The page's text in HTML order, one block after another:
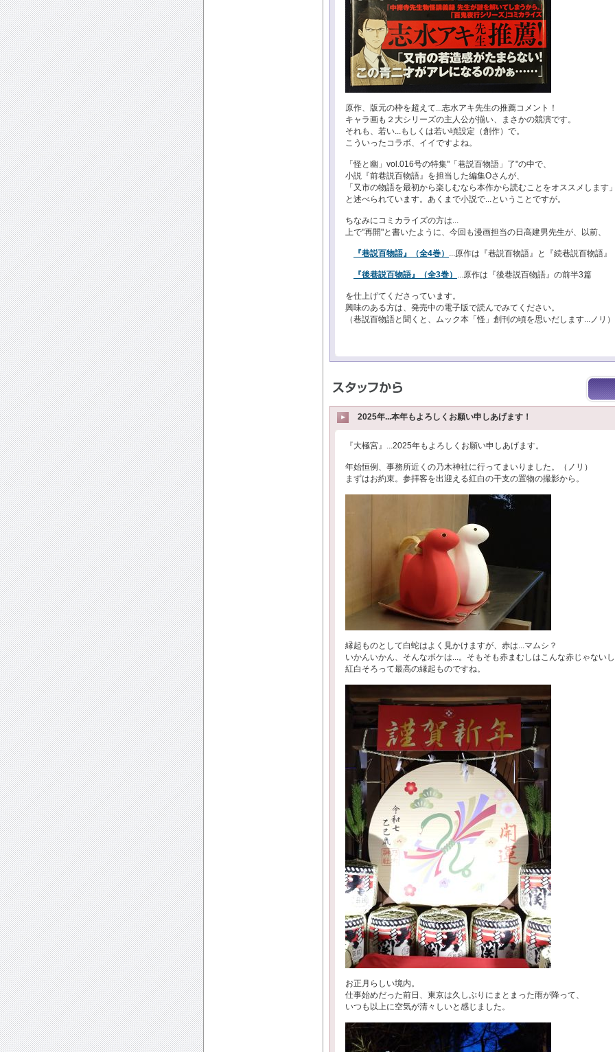
原作、版元の枠を超えて...志水アキ先生の推薦コメント！
キャラ画も２大シリーズの主人公が揃い、まさかの競演です。
それも、若い...もしくは若い頃設定（創作）で。
こういったコラボ、イイですよね。
「怪と幽」vol.016号の特集"「巷説百物語」了"の中で、
小説『前巷説百物語』を担当した編集Oさんが、
「又市の物語を最初から楽しむなら本作から読むことをオススメします
と述べられています。あくまで小説で...ということですが。
ちなみにコミカライズの方は...
上で"再開"と書いたように、今回も漫画担当の日高建男先生が、以前、
『巷説百物語』（全4巻） ...原作は『巷説百物語』と『続巷説百物語』
『後巷説百物語』（全3巻） ...原作は『後巷説百物語』の前半3篇
を仕上げてくださっています。
興味のある方は、発売中の電子版で読んでみてください。
（巷説百物語と聞くと、ムック本「怪」創刊の頃を思いだします...ノリ）
2025年...本年もよろしくお願い申しあげます！
『大極宮』...2025年もよろしくお願い申しあげます。
年始恒例、事務所近くの乃木神社に行ってまいりました。（ノリ）
まずはお約束。参拝客を出迎える紅白の干支の置物の撮影から。
縁起ものとして白蛇はよく見かけますが、赤は...マムシ？
いかんいかん、そんなボケは...。そもそも赤まむしはこんな赤じゃない
紅白そろって最高の縁起ものですね。
お正月らしい境内。
仕事始めだった前日、東京は久しぶりにまとまった雨が降って、
いつも以上に空気が清々しいと感じました。